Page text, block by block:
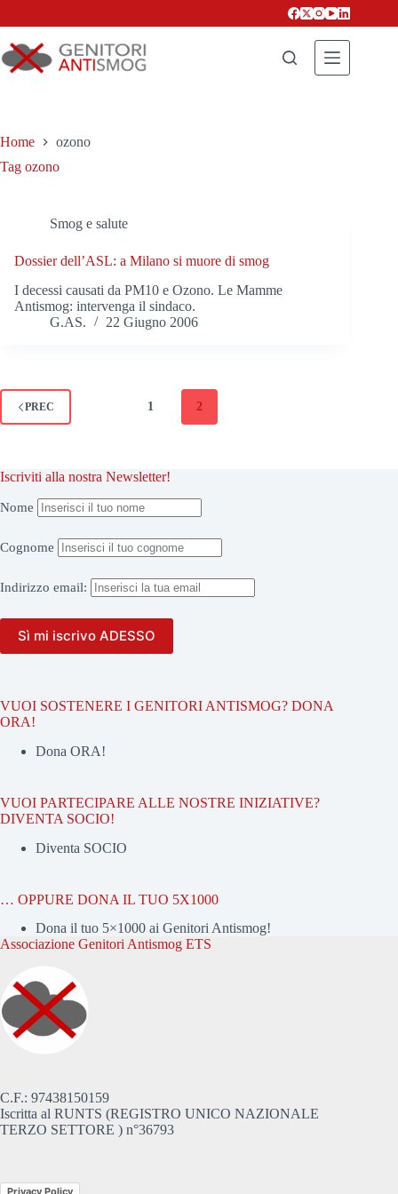
Home
ozono
Tag ozono
Smog e salute
Dossier dell’ASL: a Milano si muore di smog
I decessi causati da PM10 e Ozono. Le Mamme
Antismog: intervenga il sindaco.
G.AS.
22 Giugno 2006
PREC 1 2
Iscriviti alla nostra Newsletter!
Nome
Cognome
Indirizzo email:
VUOI SOSTENERE I GENITORI ANTISMOG? DONA
ORA!
Dona ORA!
VUOI PARTECIPARE ALLE NOSTRE INIZIATIVE?
DIVENTA SOCIO!
Diventa SOCIO
… OPPURE DONA IL TUO 5X1000
Dona il tuo 5×1000 ai Genitori Antismog!
Associazione Genitori Antismog ETS
C.F.: 97438150159
Iscritta al RUNTS (REGISTRO UNICO NAZIONALE
TERZO SETTORE ) n°36793
Privacy Policy